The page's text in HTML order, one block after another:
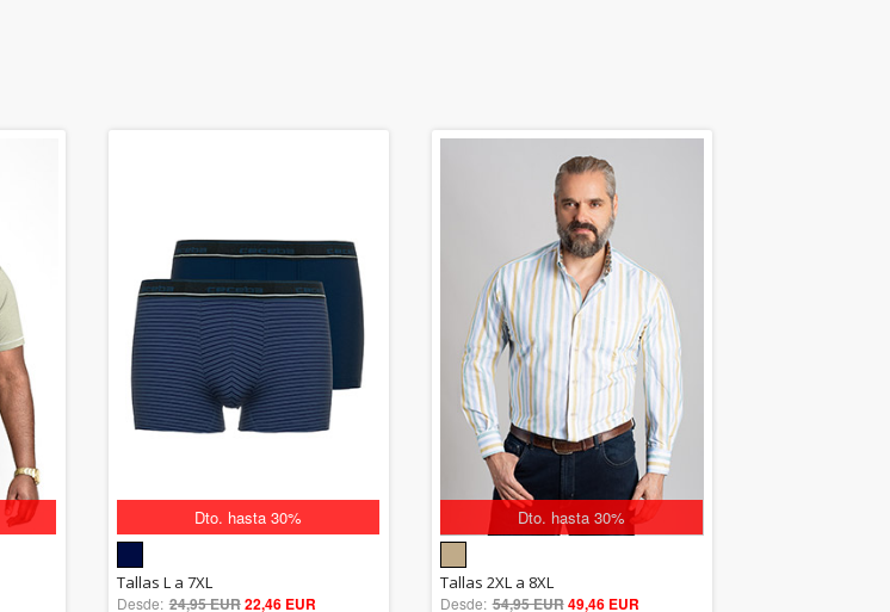
Dto. hasta 30%
5.00
out of 5
Tallas L a 7XL
Desde: 24,95 EUR22,46 EUR
Dto. hasta 30%
5.00
out of 5
Tallas 2XL a 8XL
Desde: 54,95 EUR49,46 EUR